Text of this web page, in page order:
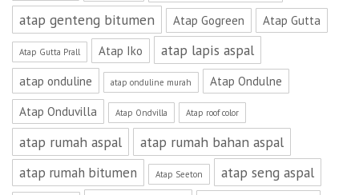
atap genteng bitumen Atap Gogreen Atap Gutta
Atap Gutta Prall Atap Iko atap lapis aspal
atap onduline atap onduline murah
Atap Ondulne
Atap Onduvilla
Atap Ondvilla Atap roof color
atap rumah aspal atap rumah bahan aspal
atap rumah bitumen Atap Seeton atap seng aspal